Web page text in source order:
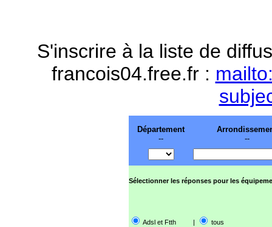
S'inscrire à la liste de
francois04.free.fr :
Département
--
--
Sélectionner les réponses pour les
Adsl et Ftth | tous